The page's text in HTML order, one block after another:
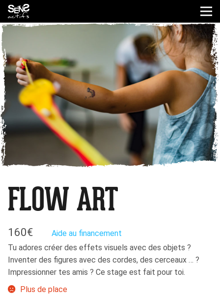
FLOW ART
160€
Aide au financement
Tu adores créer des effets visuels avec des objets ?
Inventer des figures avec des cordes, des cerceaux … ?
Impressionner tes amis ? Ce stage est fait pour toi.
Plus de place